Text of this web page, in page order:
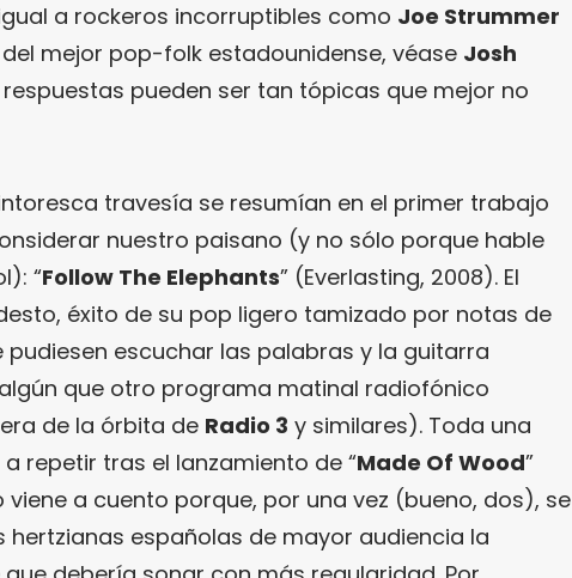
a rockeros incorruptibles como Joe Strummer
mejor pop-folk estadounidense, véase Josh
respuestas pueden ser tan tópicas que mejor no
travesía se resumían en el primer trabajo
nuestro paisano (y no sólo porque hable
“Follow The Elephants” (Everlasting, 2008). El
éxito de su pop ligero tamizado por notas de
pudiesen escuchar las palabras y la guitarra
que otro programa matinal radiofónico
de la órbita de Radio 3 y similares). Toda una
repetir tras el lanzamiento de “Made Of Wood”
viene a cuento porque, por una vez (bueno, dos), se
hertzianas españolas de mayor audiencia la